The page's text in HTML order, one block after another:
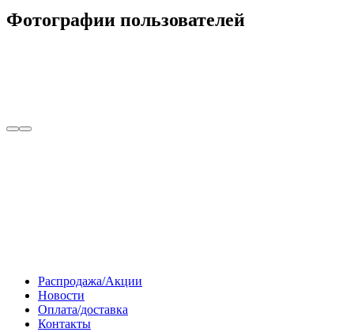
Фотографии пользователей
Распродажа/Акции
Новости
Оплата/доставка
Контакты